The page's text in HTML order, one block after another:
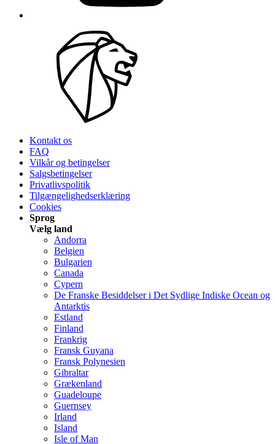
Kontakt os
FAQ
Vilkår og betingelser
Salgsbetingelser
Privatlivspolitik
Tilgængelighedserklæring
Cookies
Sprog
Vælg land
Andorra
Belgien
Bulgarien
Canada
Cypern
De Franske Besiddelser i Det Sydlige Indiske Ocean og
Antarktis
Estland
Finland
Frankrig
Fransk Guyana
Fransk Polynesien
Gibraltar
Grækenland
Guadeloupe
Guernsey
Irland
Island
Isle of Man